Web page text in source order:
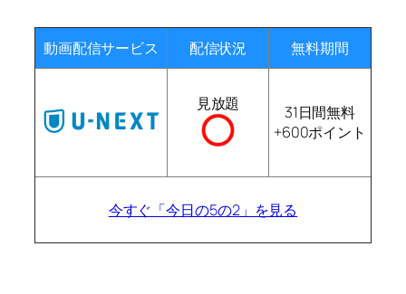
動画配信サービス 配信状況 無料期間
見放題
31日間無料
+600ポイント
今すぐ「今日の5の2」を見る